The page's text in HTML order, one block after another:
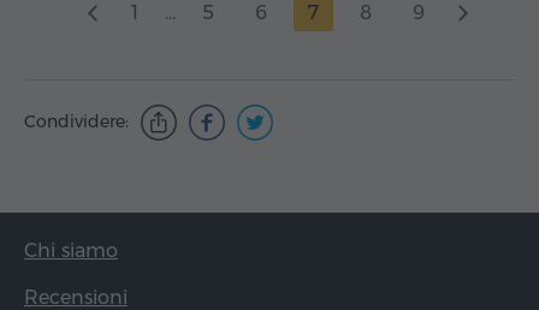
1 ... 5 6 7 8 9
Condividere:
Chi siamo
Recensioni